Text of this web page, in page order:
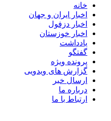
خانه
اخبار ایران و جهان
اخبار دزفول
اخبار خوزستان
یادداشت
گفتگو
پرونده ویژه
گزارش های ویدویی
ارسال خبر
درباره ما
ارتباط با ما